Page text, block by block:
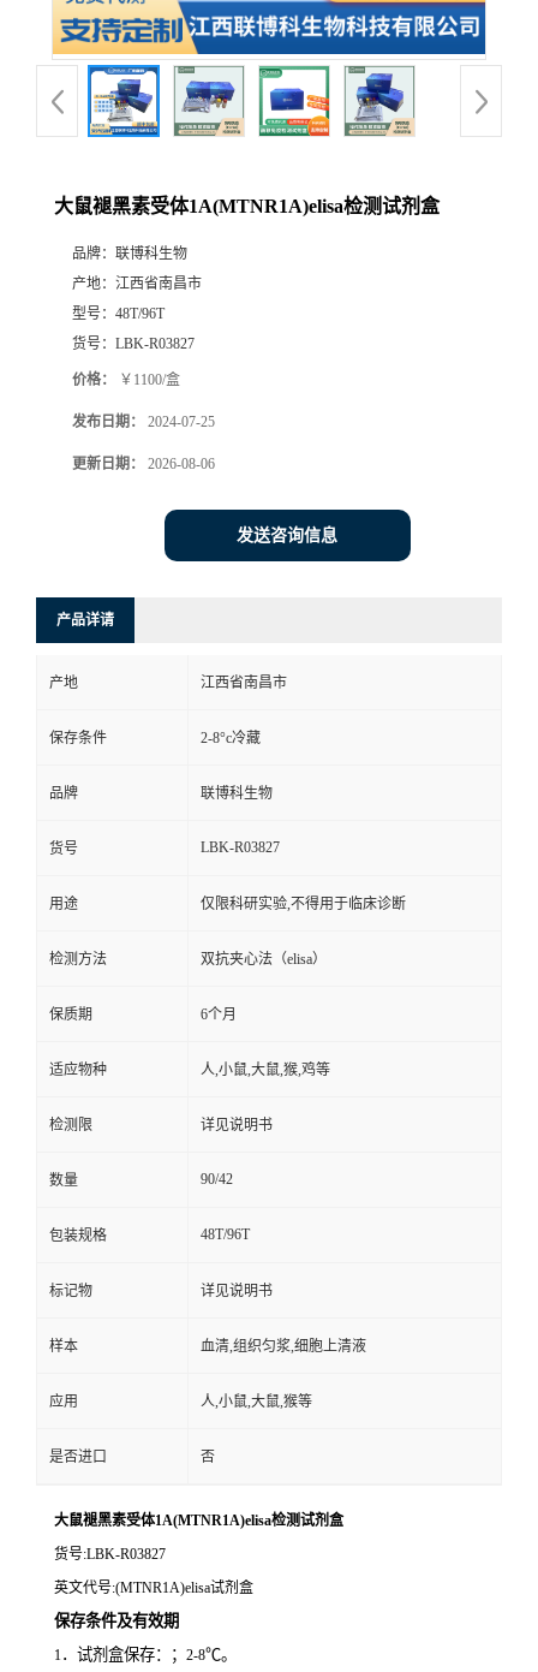
大鼠褪黑素受体1A(MTNR1A)elisa检测试剂盒
品牌： 联博科生物
产地： 江西省南昌市
型号： 48T/96T
货号： LBK-R03827
价格： ￥1100/盒
发布日期： 2024-07-25
更新日期： 2026-08-06
发送咨询信息
产品详请
产地 江西省南昌市
保存条件 2-8°c冷藏
品牌 联博科生物
货号 LBK-R03827
用途 仅限科研实验,不得用于临床诊断
检测方法 双抗夹心法（elisa）
保质期 6个月
适应物种 人,小鼠,大鼠,猴,鸡等
检测限 详见说明书
数量 90/42
包装规格 48T/96T
标记物 详见说明书
样本 血清,组织匀浆,细胞上清液
应用 人,小鼠,大鼠,猴等
是否进口 否
大鼠褪黑素受体1A(MTNR1A)elisa检测试剂盒
货号:LBK-R03827
英文代号:(MTNR1A)elisa试剂盒
保存条件及有效期
1．试剂盒保存：； 2-8℃。